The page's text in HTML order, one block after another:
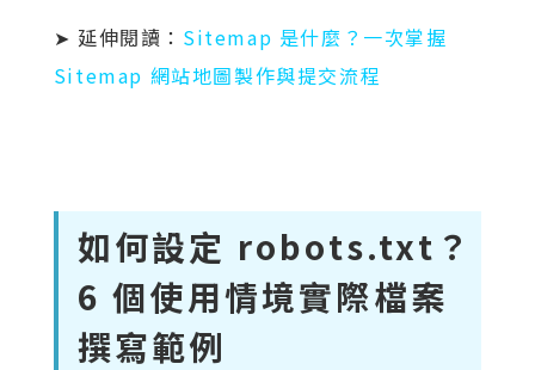
➤ 延伸閱讀： Sitemap 是什麼？一次掌握
Sitemap 網站地圖製作與提交流程
如何設定 robots.txt？
6 個使用情境實際檔案
撰寫範例